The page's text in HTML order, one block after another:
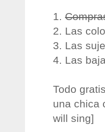
1.
2. Las
3. Las
4. Las
Todo
una chica
will sing]